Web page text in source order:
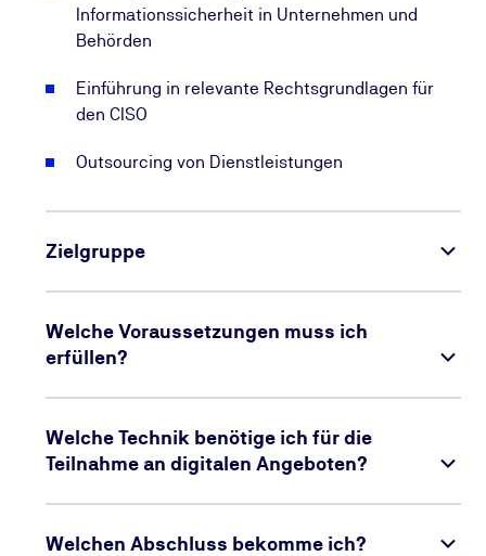
Informationssicherheit in Unternehmen und
Behörden
Einführung in relevante Rechtsgrundlagen für
den CISO
Outsourcing von Dienstleistungen
Zielgruppe
Welche Voraussetzungen muss ich
erfüllen?
Welche Technik benötige ich für die
Teilnahme an digitalen Angeboten?
Welchen Abschluss bekomme ich?